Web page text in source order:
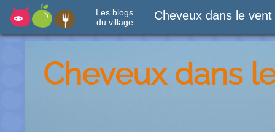
Les blogs
du village
Cheveux dans le vent
Cheveux dans